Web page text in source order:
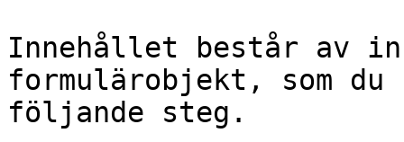
Innehållet består av
formulärobjekt, som
följande steg.